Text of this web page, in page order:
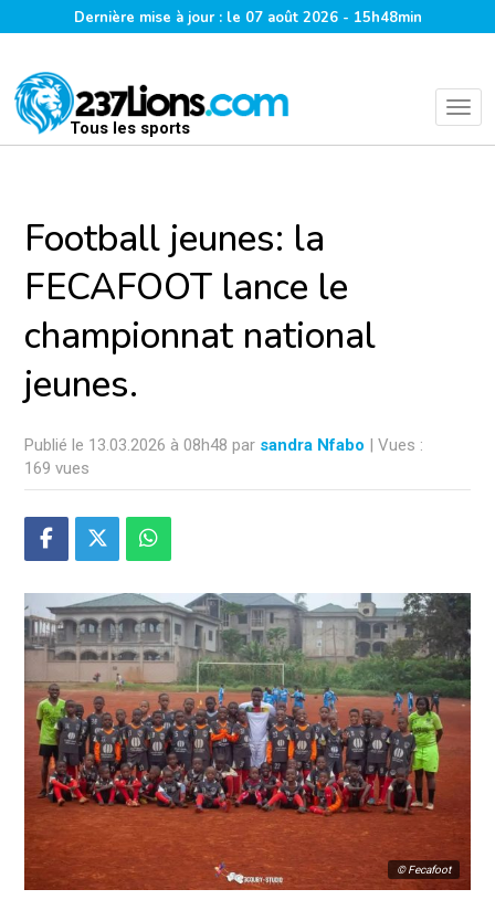
Dernière mise à jour : le 07 août 2026 - 15h48min
Tous les sports
Football jeunes: la
FECAFOOT lance le
championnat national
jeunes.
Publié le 13.03.2026 à 08h48 par sandra Nfabo | Vues :
169 vues
© Fecafoot